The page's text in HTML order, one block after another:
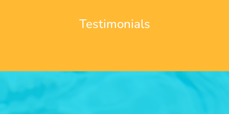
Testimonials